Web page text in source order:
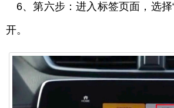
6、第六步：进入标签页面，选择
开。